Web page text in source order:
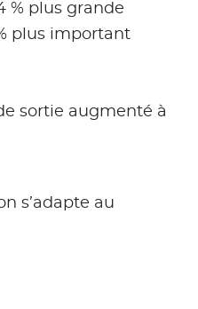
% plus grande
plus important
sortie augmenté à
s’adapte au